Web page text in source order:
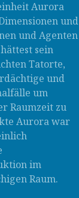
Aurora
und
und Agenten
sein
Tatorte,
und
um
Raumzeit zu
Aurora war
im
Raum.